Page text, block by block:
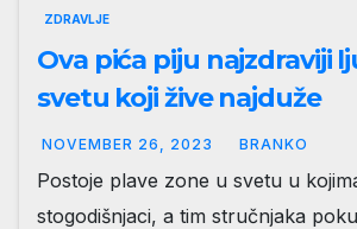
ZDRAVLJE
Ova pića piju najzdraviji
svetu koji žive najduže
NOVEMBER 26, 2023 BRANKO
Postoje plave zone u svetu u
stogodišnjaci, a tim stručnjaka